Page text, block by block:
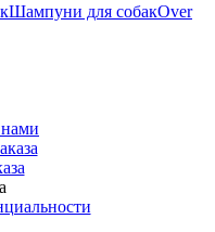
Шампуни для собакOver